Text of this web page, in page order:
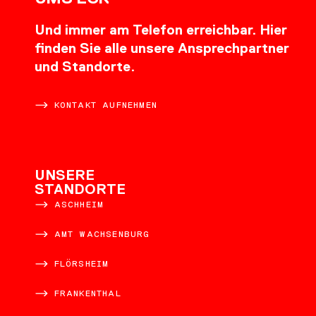
Und immer am Telefon erreichbar. Hier
finden Sie alle unsere Ansprechpartner
und Standorte.
KONTAKT AUFNEHMEN
UNSERE
STANDORTE
ASCHHEIM
AMT WACHSENBURG
FLÖRSHEIM
FRANKENTHAL